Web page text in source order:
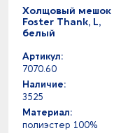
Холщовый мешок
Foster Thank, L,
белый
Артикул:
7070.60
Наличие:
3525
Материал:
полиэстер 100%